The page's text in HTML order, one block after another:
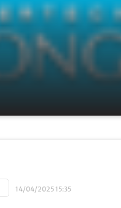
14/04/2025 15:35